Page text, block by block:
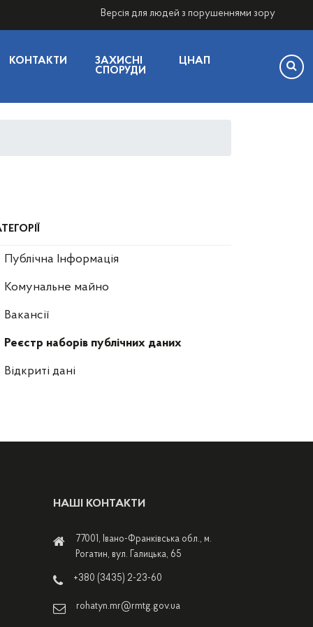
Версія для людей з порушеннями зору
КОНТАКТИ
ЗАХИСНІ
СПОРУДИ
ЦНАП
Публічна Інформація
Комунальне майно
Вакансії
Реєстр наборів публічних даних
Відкриті дані
НАШІ КОНТАКТИ
77001, Івано-Франківська обл., м.
Рогатин, вул. Галицька, 65
+380 (3435) 2-23-60
rohatyn.mr@rmtg.gov.ua